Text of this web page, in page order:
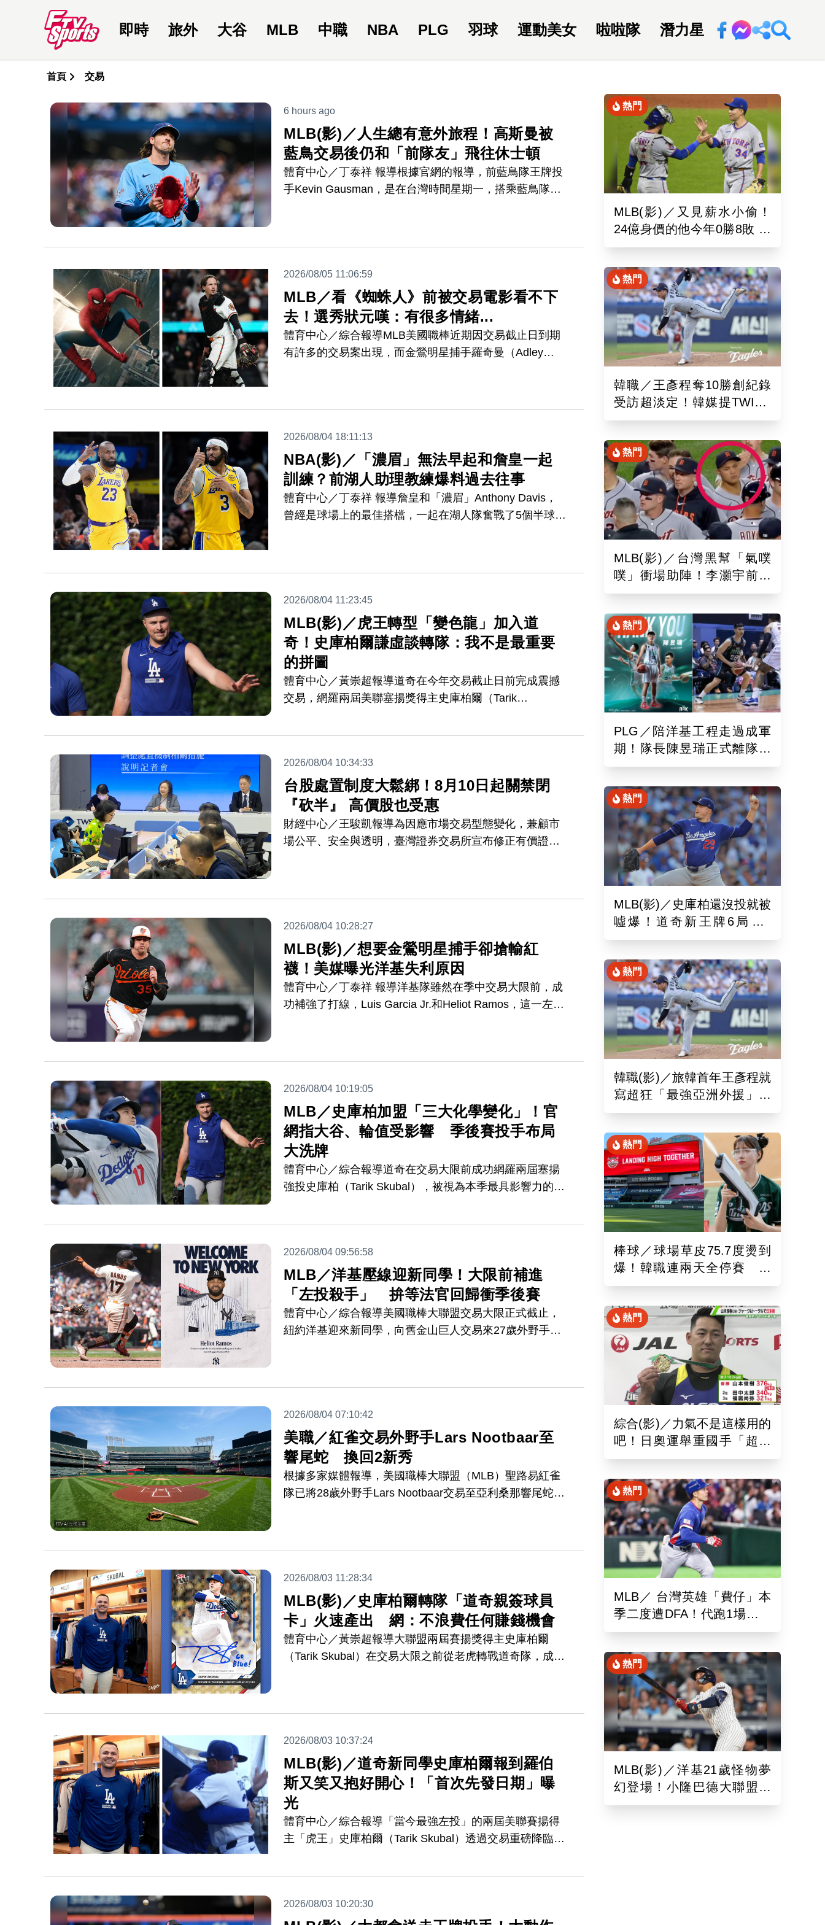
即時 旅外 大谷 MLB 中職 NBA PLG 羽球 運動美女 啦啦隊 潛力星 回新聞網
首頁 交易
6 hours ago
MLB(影)／人生總有意外旅程！高斯曼被
藍鳥交易後仍和「前隊友」飛往休士頓
體育中心／丁泰祥 報導根據官網的報導，前藍鳥隊王牌投
手Kevin Gausman，是在台灣時間星期一，搭乘藍鳥隊的
2026/08/05 11:06:59
MLB／看《蜘蛛人》前被交易電影看不下
去！選秀狀元嘆：有很多情緒...
體育中心／綜合報導MLB美國職棒近期因交易截止日到期
有許多的交易案出現，而金鶯明星捕手羅奇曼（Adley
2026/08/04 18:11:13
NBA(影)／「濃眉」無法早起和詹皇一起
訓練？前湖人助理教練爆料過去往事
體育中心／丁泰祥 報導詹皇和「濃眉」Anthony Davis，
曾經是球場上的最佳搭檔，一起在湖人隊奮戰了5個半球
2026/08/04 11:23:45
MLB(影)／虎王轉型「變色龍」加入道
奇！史庫柏爾謙虛談轉隊：我不是最重要
的拼圖
體育中心／黃崇超報導道奇在今年交易截止日前完成震撼
交易，網羅兩屆美聯塞揚獎得主史庫柏爾（Tarik
將在台灣時間明天（5日）迎來道奇初登板對決小熊，不過
「前虎王」轉隊心態時淡化了自己對球隊的重要性，不願
把自己視為道奇挑戰三連霸的關鍵人物，謙虛要
2026/08/04 10:34:33
台股處置制度大鬆綁！8月10日起關禁閉
『砍半』 高價股也受惠
財經中心／王駿凱報導為因應市場交易型態變化，兼顧市
場公平、安全與透明，臺灣證券交易所宣布修正有價證券
2026/08/04 10:28:27
MLB(影)／想要金鶯明星捕手卻搶輸紅
襪！美媒曝光洋基失利原因
體育中心／丁泰祥 報導洋基隊雖然在季中交易大限前，成
功補強了打線，Luis Garcia Jr.和Heliot Ramos，這一左一
一次上風。
2026/08/04 10:19:05
MLB／史庫柏加盟「三大化學變化」！官
網指大谷、輪值受影響 季後賽投手布局
大洗牌
體育中心／綜合報導道奇在交易大限前成功網羅兩屆塞揚
強投史庫柏（Tarik Skubal），被視為本季最具影響力的補
復出計畫更具彈性，以及季後賽投手配置升級，讓球隊挑
戰世界大賽三連霸的本錢更加雄厚。
2026/08/04 09:56:58
MLB／洋基壓線迎新同學！大限前補進
「左投殺手」 拚等法官回歸衝季後賽
體育中心／綜合報導美國職棒大聯盟交易大限正式截止，
紐約洋基迎來新同學，向舊金山巨人交易來27歲外野手拉
2026/08/04 07:10:42
美職／紅雀交易外野手Lars Nootbaar至
響尾蛇 換回2新秀
根據多家媒體報導，美國職棒大聯盟（MLB）聖路易紅雀
隊已將28歲外野手Lars Nootbaar交易至亞利桑那響尾蛇
2026/08/03 11:28:34
MLB(影)／史庫柏爾轉隊「道奇親簽球員
卡」火速產出 網：不浪費任何賺錢機會
體育中心／黃崇超報導大聯盟兩屆賽揚獎得主史庫柏爾
（Tarik Skubal）在交易大限之前從老虎轉戰道奇隊，成為
2026/08/03 10:37:24
MLB(影)／道奇新同學史庫柏爾報到羅伯
斯又笑又抱好開心！「首次先發日期」曝
光
體育中心／綜合報導「當今最強左投」的兩屆美聯賽揚得
主「虎王」史庫柏爾（Tarik Skubal）透過交易重磅降臨洛
2026/08/03 10:20:30
熱門
MLB(影)／又見薪水小偷！
24億身價的他今年0勝8敗 幽
靈指叉只能從牛棚出發
熱門
韓職／王彥程奪10勝創紀錄
受訪超淡定！韓媒提TWICE
娜璉笑開懷網友全笑翻
熱門
MLB(影)／台灣黑幫「氣噗
噗」衝場助陣！李灝宇前輩
遭觸身球「引爆大場面」
熱門
PLG／陪洋基工程走過成軍
期！隊長陳昱瑞正式離隊
球團：感謝全力付出與貢獻
熱門
MLB(影)／史庫柏還沒投就被
噓爆！道奇新王牌6局失2
分 交易後首秀吞第六敗
熱門
韓職(影)／旅韓首年王彥程就
寫超狂「最強亞洲外援」紀
錄！6局飆7K奪單季第10勝
熱門
棒球／球場草皮75.7度燙到
爆！韓職連兩天全停賽 工
作人員、球迷頻傳熱傷害
熱門
綜合(影)／力氣不是這樣用的
吧！日奧運舉重國手「超商
偷雞蛋」被活逮把店員推到
熱門
MLB／ 台灣英雄「費仔」本
季二度遭DFA！代跑1場沒有
打擊機會...
熱門
MLB(影)／洋基21歲怪物夢
幻登場！小隆巴德大聯盟首
秀開轟 弟弟職業首戰也炸